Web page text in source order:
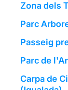
Zona dels
Parc
Passeig
Parc de
Carpa de